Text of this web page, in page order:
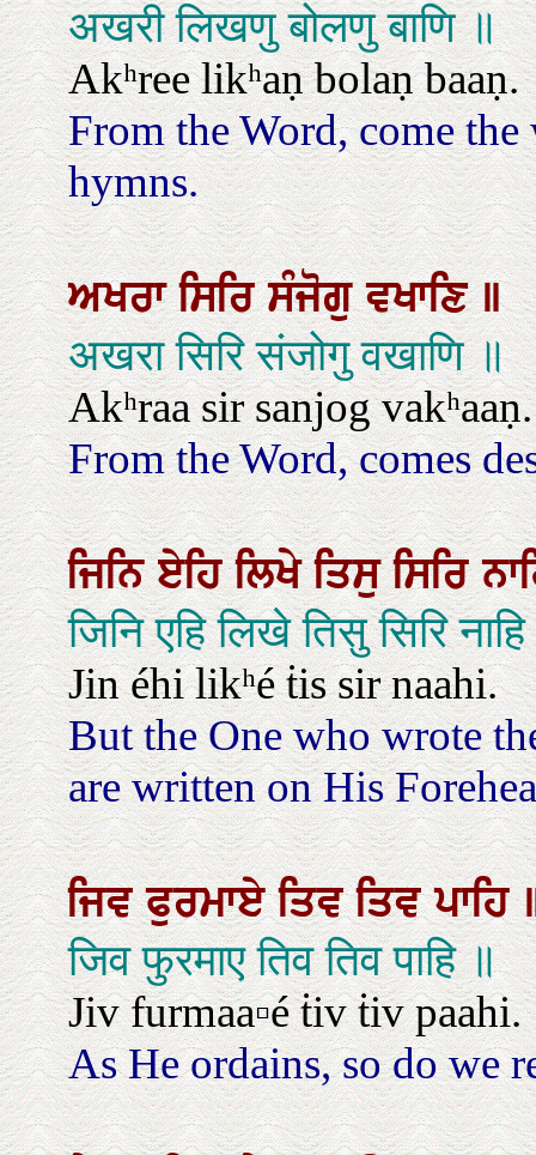
अखरी लिखणु बोलणु बाणि ॥
Akʰree likʰaṇ bolaṇ baaṇ.
From the Word, come
hymns.
ਅਖਰਾਸਿਰਿਸੰਜੋਗੁਵਖਾਣਿ॥
अखरा सिरि संजोगु वखाणि ॥
Akʰraa sir sanjog vakʰaaṇ.
From the Word, comes
ਜਿਨਿਏਹਿਲਿਖੇਤਿਸੁਸਿਰਿ
जिनि एहि लिखे तिसु सिरि
Jin éhi likʰé ṫis sir naahi.
But the One who wrote
are written on His
ਜਿਵਫੁਰਮਾਏਤਿਵਤਿਵਪਾਹਿ
जिव फुरमाए तिव तिव पाहि ॥
Jiv furmaa▫é ṫiv ṫiv paahi.
As He ordains, so do we